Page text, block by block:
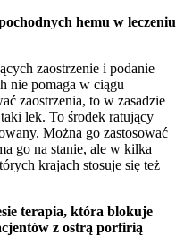
hemu w leczeniu
zaostrzenie i podanie
nie pomaga w ciągu
zaostrzenia, to w zasadzie
lek. To środek ratujący
Można go zastosować
go na stanie, ale w kilka
krajach stosuje się też
terapia, która blokuje
z ostrą porfirią